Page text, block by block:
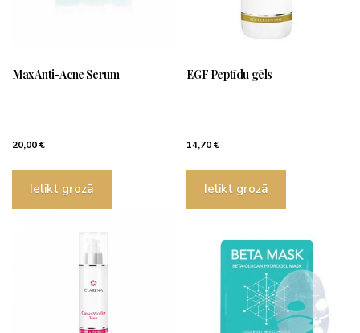
Max Anti-Acne Serum
20,00€
Ielikt grozā
EGF Peptīdu gēls
14,70€
Ielikt grozā